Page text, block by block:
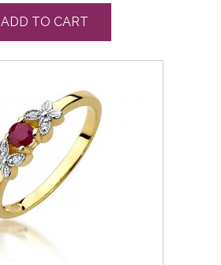
ADD TO CART